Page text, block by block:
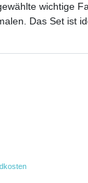
wichtige
Das Set ist